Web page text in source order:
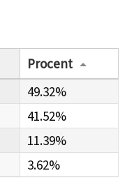
Procent
49.32%
41.52%
11.39%
3.62%